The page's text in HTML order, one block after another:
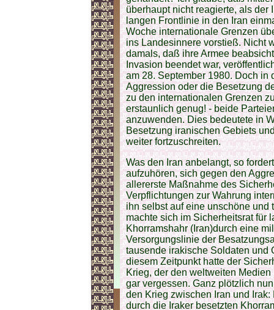
überhaupt nicht reagierte, als der
langen Frontlinie in den Iran
Woche internationale Grenzen
ins Landesinnere vorstieß. Nicht
damals, daß ihre Armee
Invasion beendet war,
am 28. September 1980. Doch in
Aggression oder die Besetzung
zu den internationalen Grenzen
erstaunlich genug! - beide
anzuwenden. Dies bedeutete in
Besetzung iranischen Gebiets
weiter fortzuschreiten.
Was den Iran anbelangt, so
aufzuhören, sich gegen den
allererste Maßnahme des
Verpflichtungen zur Wahrung
ihn selbst auf eine unschöne
machte sich im Sicherheitsrat für
Khorramshahr (Iran)durch eine
Versorgungslinie der
tausende irakische Soldaten und
diesem Zeitpunkt hatte der
Krieg, der den weltweiten
gar vergessen. Ganz plötzlich
den Krieg zwischen Iran und
durch die Iraker besetzten